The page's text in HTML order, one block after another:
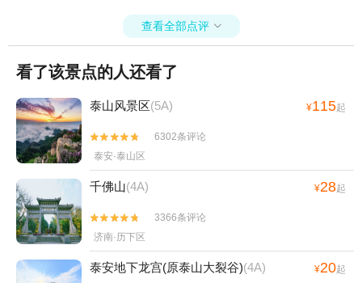
查看全部点评 
看了该景点的人还看了
泰山风景区(5A) ¥115起


6302条评论
泰安·泰山区
千佛山(4A) ¥28起


3366条评论
济南·历下区
泰安地下龙宫(原泰山大裂谷)(4A) ¥20起